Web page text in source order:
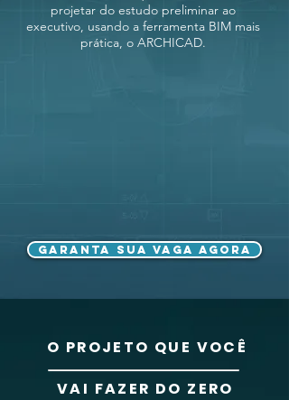
projetar do estudo preliminar ao
executivo, usando a ferramenta BIM mais
prática, o ARCHICAD.
GARANTA SUA VAGA AGORA
O PROJETO QUE VOCÊ
VAI FAZER DO ZERO